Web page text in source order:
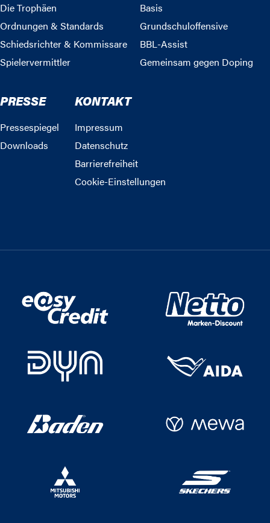
Die Trophäen
Ordnungen & Standards
Schiedsrichter & Kommissare
Spielervermittler
Basis
Grundschuloffensive
BBL-Assist
Gemeinsam gegen Doping
PRESSE
Pressespiegel
Downloads
KONTAKT
Impressum
Datenschutz
Barrierefreiheit
Cookie-Einstellungen